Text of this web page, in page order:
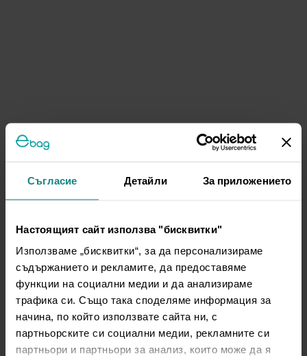
Съгласие Детайли За приложението
Настоящият сайт използва "бисквитки"
Използваме „бисквитки“, за да персонализираме
съдържанието и рекламите, да предоставяме
функции на социални медии и да анализираме
трафика си. Също така споделяме информация за
начина, по който използвате сайта ни, с
партньорските си социални медии, рекламните си
партньори и партньори за анализ, които може да я